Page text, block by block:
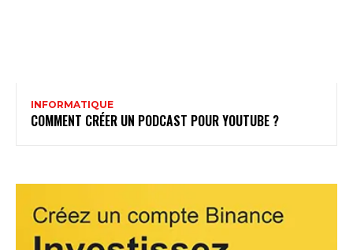
INFORMATIQUE
COMMENT CRÉER UN PODCAST POUR YOUTUBE ?